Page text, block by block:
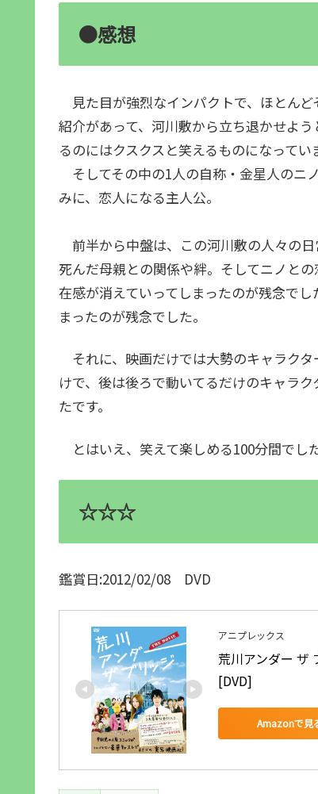
●感想
見た目が強烈なインパクトで、ほとん
紹介があって、河川敷から立ち退かせよ
るのにはクスクスと笑えるものになってい
そしてその中の1人の自称・金星人のニ
みに、恋人になる主人公。
前半から中盤は、この河川敷の人々の
死んだ母親との関係や絆。そしてニノと
在感が消えていってしまったのが残念で
まったのが残念でした。
それに、映画だけでは大勢のキャラク
けで、後は後ろで動いてるだけのキャラ
たです。
とはいえ、笑えて楽しめる100分間でした
☆☆☆
鑑賞日:2012/02/08 DVD
アニプレックス
荒川アンダー ザ
[DVD]
Amazonで見